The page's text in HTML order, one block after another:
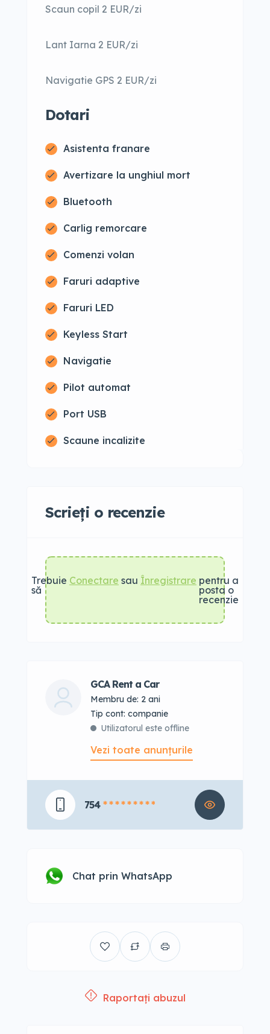
Scaun copil 2 EUR/zi
Lant Iarna 2 EUR/zi
Navigatie GPS 2 EUR/zi
Dotari
Asistenta franare
Avertizare la unghiul mort
Bluetooth
Carlig remorcare
Comenzi volan
Faruri adaptive
Faruri LED
Keyless Start
Navigatie
Pilot automat
Port USB
Scaune incalizite
Scrieți o recenzie
Trebuie
să
Conectare sau Înregistrare pentru a
posta o
recenzie
GCA Rent a Car
Membru de: 2 ani
tip cont: companie
Utilizatorul este offline
Vezi toate anunțurile
754 * * * * * * * * *
Chat prin WhatsApp
Raportați abuzul